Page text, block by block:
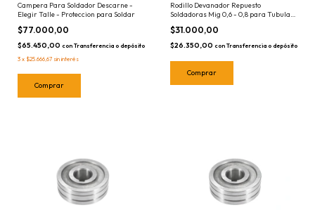
Campera Para Soldador Descarne -
Elegir Talle - Proteccion para Soldar
$77.000,00
$65.450,00 con Transferencia o depósito
3 x $25.666,67 sin interés
Comprar
Rodillo Devanador Repuesto
Soldadoras Mig 0,6 - 0,8 para Tubular
- Repuesto RMB
$31.000,00
$26.350,00 con Transferencia o depósito